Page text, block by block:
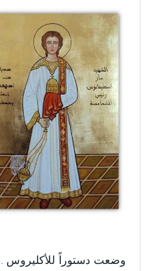
وضعت دستوراً للأكليروس .